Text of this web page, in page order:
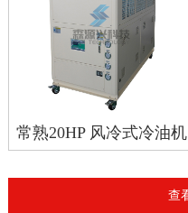
常熟20HP 风冷式冷油机
查